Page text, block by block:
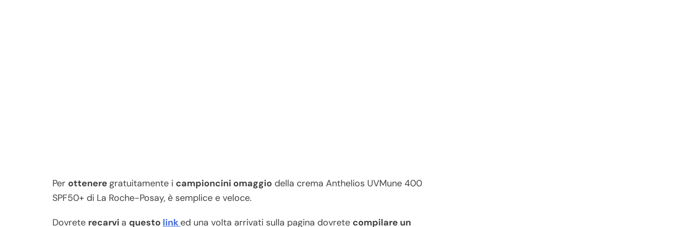
Per ottenere gratuitamente i campioncini omaggio della crema Anthelios UVMune 400
SPF50+ di La Roche-Posay, è semplice e veloce.
Dovrete recarvi a questo link ed una volta arrivati sulla pagina dovrete compilare un